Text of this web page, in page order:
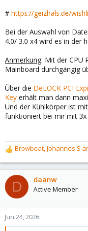
# https://geizhals.de/
Bei der Auswahl von
4.0/ 3.0 x4 wird es in der
Anmerkung: Mit der CPU
Mainboard durchgängig
Über die DeLOCK PCI
Key erhält man dann
Und der Kühlkörper ist
funktioniert bei mir mit 3x
R
e
a
c
t
o
n
s
Browbeat,Johannes S
D daanw
Active Member
Jun 24, 2026